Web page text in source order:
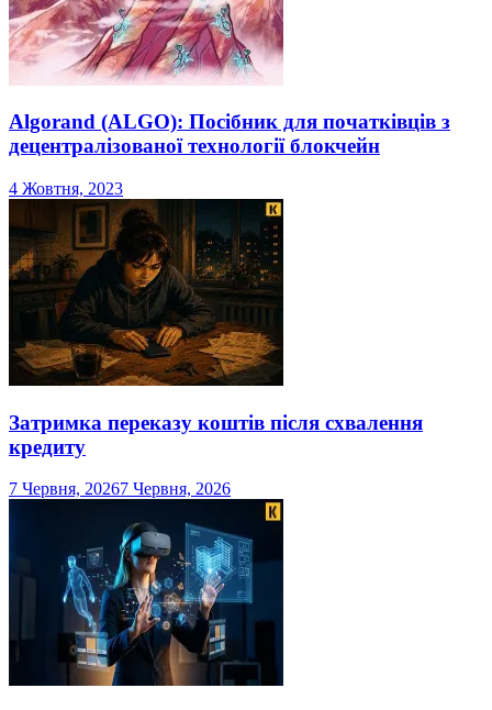
Algorand (ALGO): Посібник для початківців з
децентралізованої технології блокчейн
4 Жовтня, 2023
Затримка переказу коштів після схвалення
кредиту
7 Червня, 20267 Червня, 2026